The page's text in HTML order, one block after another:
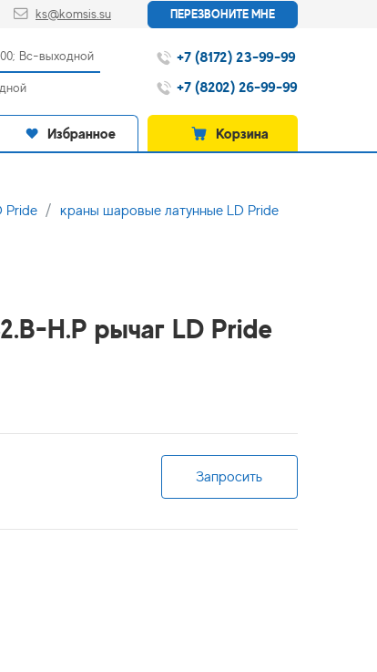
ks@komsis.su ПЕРЕЗВОНИТЕ МНЕ
Вс-выходной
+7 (8172) 23-99-99
+7 (8202) 26-99-99
Избранное Корзина
Pride
краны шаровые латунные LD Pride
Н.Р рычаг LD Pride
Запросить